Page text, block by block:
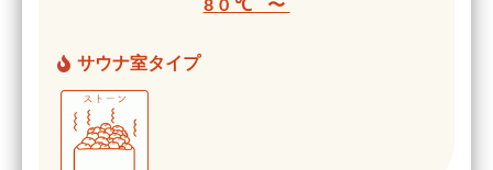
80℃ 〜
サウナ室タイプ